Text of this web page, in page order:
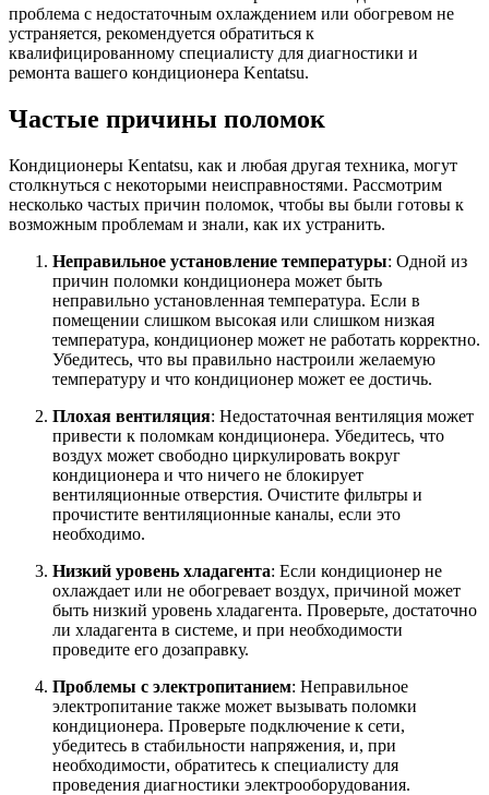
проблема с недостаточным охлаждением или обогревом не
устраняется, рекомендуется обратиться к
квалифицированному специалисту для диагностики и
ремонта вашего кондиционера Kentatsu.
Частые причины поломок
Кондиционеры Kentatsu, как и любая другая техника, могут
столкнуться с некоторыми неисправностями. Рассмотрим
несколько частых причин поломок, чтобы вы были готовы к
возможным проблемам и знали, как их устранить.
Неправильное установление температуры: Одной из
причин поломки кондиционера может быть
неправильно установленная температура. Если в
помещении слишком высокая или слишком низкая
температура, кондиционер может не работать корректно.
Убедитесь, что вы правильно настроили желаемую
температуру и что кондиционер может ее достичь.
Плохая вентиляция: Недостаточная вентиляция может
привести к поломкам кондиционера. Убедитесь, что
воздух может свободно циркулировать вокруг
кондиционера и что ничего не блокирует
вентиляционные отверстия. Очистите фильтры и
прочистите вентиляционные каналы, если это
необходимо.
Низкий уровень хладагента: Если кондиционер не
охлаждает или не обогревает воздух, причиной может
быть низкий уровень хладагента. Проверьте, достаточно
ли хладагента в системе, и при необходимости
проведите его дозаправку.
Проблемы с электропитанием: Неправильное
электропитание также может вызывать поломки
кондиционера. Проверьте подключение к сети,
убедитесь в стабильности напряжения, и, при
необходимости, обратитесь к специалисту для
проведения диагностики электрооборудования.